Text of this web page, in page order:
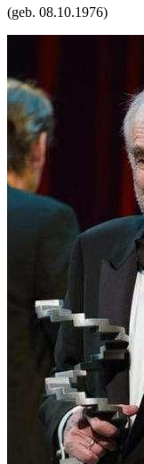
(geb. 08.10.1976)